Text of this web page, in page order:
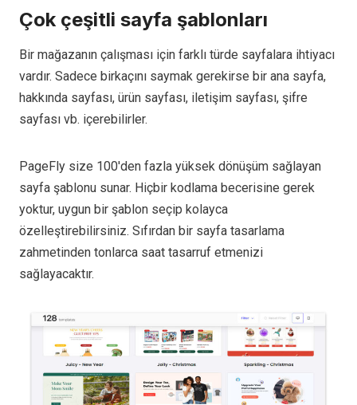
Çok çeşitli sayfa şablonları
Bir mağazanın çalışması için farklı türde sayfalara ihtiyacı
vardır. Sadece birkaçını saymak gerekirse bir ana sayfa,
hakkında sayfası, ürün sayfası, iletişim sayfası, şifre
sayfası vb. içerebilirler.
PageFly size 100'den fazla yüksek dönüşüm sağlayan
sayfa şablonu sunar. Hiçbir kodlama becerisine gerek
yoktur, uygun bir şablon seçip kolayca
özelleştirebilirsiniz. Sıfırdan bir sayfa tasarlama
zahmetinden tonlarca saat tasarruf etmenizi
sağlayacaktır.